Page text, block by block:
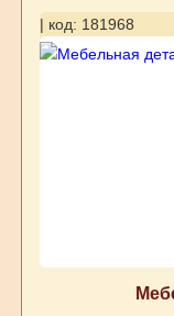
| код: 181968